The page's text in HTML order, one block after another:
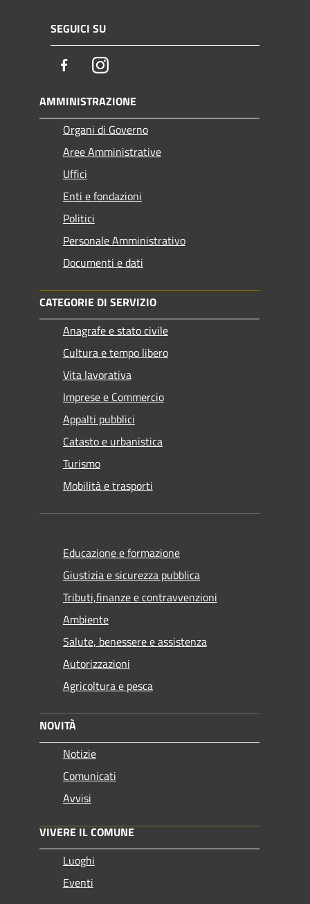
SEGUICI SU
FacebookInstagram
AMMINISTRAZIONE
Organi di Governo
Aree Amministrative
Uffici
Enti e fondazioni
Politici
Personale Amministrativo
Documenti e dati
CATEGORIE DI SERVIZIO
Anagrafe e stato civile
Cultura e tempo libero
Vita lavorativa
Imprese e Commercio
Appalti pubblici
Catasto e urbanistica
Turismo
Mobilità e trasporti
Educazione e formazione
Giustizia e sicurezza pubblica
Tributi,finanze e contravvenzioni
Ambiente
Salute, benessere e assistenza
Autorizzazioni
Agricoltura e pesca
NOVITÀ
Notizie
Comunicati
Avvisi
VIVERE IL COMUNE
Luoghi
Eventi